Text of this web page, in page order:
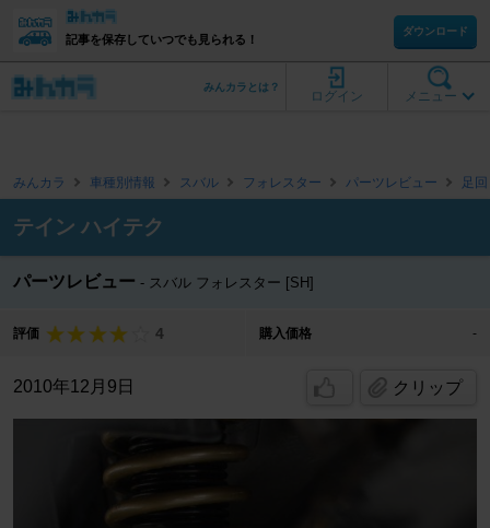
記事を保存していつでも見られる！
ダウンロード
メニュー
ログイン
みんカラとは？
みんカラ 車種別情報 スバル フォレスター パーツレビュー 足
テイン ハイテク
パーツレビュー スバル フォレスター [SH]
評価 4 購入価格 -
2010年12月9日 クリップ